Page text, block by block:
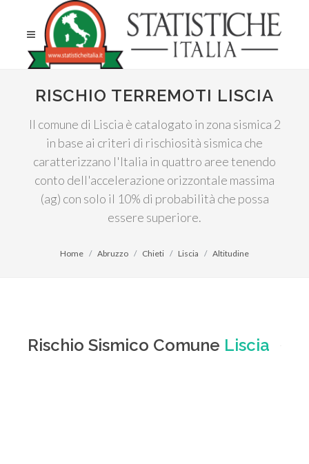
RISCHIO TERREMOTI LISCIA
Il comune di Liscia è catalogato in zona sismica 2
in base ai criteri di rischiosità sismica che
caratterizzano l'Italia in quattro aree tenendo
conto dell'accelerazione orizzontale massima
(ag) con solo il 10% di probabilità che possa
essere superiore.
Home Abruzzo Chieti Liscia Altitudine
Rischio Sismico Comune Liscia